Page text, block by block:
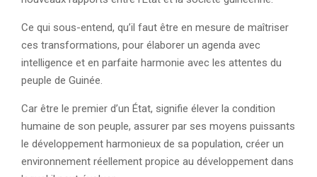
Ce qui sous-entend, qu’il faut être en mesure de maîtriser
ces transformations, pour élaborer un agenda avec
intelligence et en parfaite harmonie avec les attentes du
peuple de Guinée.
Car être le premier d’un État, signifie élever la condition
humaine de son peuple, assurer par ses moyens puissants
le développement harmonieux de sa population, créer un
environnement réellement propice au développement dans